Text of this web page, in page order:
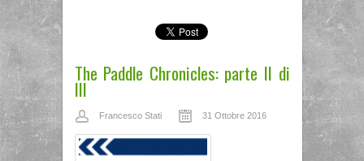
The Paddle Chronicles: parte II di
III
Francesco Stati 31 Ottobre 2016